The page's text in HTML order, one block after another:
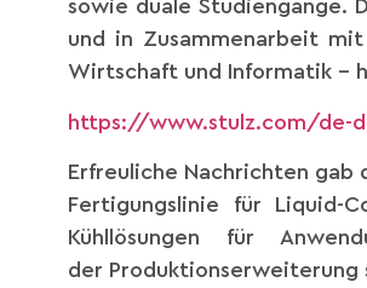
sowie duale Studiengänge.
und in Zusammenarbeit
Wirtschaft und Informatik –
https://www.stulz.com/de-
Erfreuliche Nachrichten gab
Fertigungslinie für Liquid-
Kühllösungen für
der Produktionserweiterung